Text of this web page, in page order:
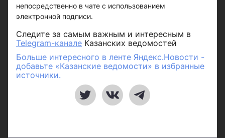
непосредственно в чате с использованием
электронной подписи.
Следите за самым важным и интересным в
Telegram-канале Казанских ведомостей
Больше интересного в ленте Яндекс.Новости -
добавьте «Казанские ведомости» в избранные
источники.